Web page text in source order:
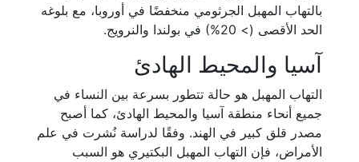
بالتهاب المهبل الجرثومي منخفضًا في أوروبا، مع بلوغه
الحد الأقصى (> 20%) في بولندا والنرويج.
آسيا والمحيط الهادئ
التهاب المهبل هو حالة تتطور بسرعة بين النساء في
جميع أنحاء منطقة آسيا والمحيط الهادئ، كما أصبح
مصدر قلق كبير في الهند. وفقًا لدراسة نُشرت في علم
الأمراض، فإن التهاب المهبل البكتيري هو السبب